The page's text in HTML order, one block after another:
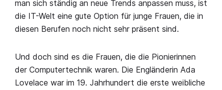
man sich ständig an neue Trends anpassen muss, ist
die IT-Welt eine gute Option für junge Frauen, die in
diesen Berufen noch nicht sehr präsent sind.
Und doch sind es die Frauen, die die Pionierinnen
der Computertechnik waren. Die Engländerin Ada
Lovelace war im 19. Jahrhundert die erste weibliche